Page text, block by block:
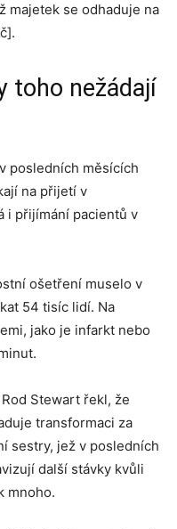
majetek se odhaduje na
toho nežádají
posledních měsících
na přijetí v
i přijímání pacientů v
ošetření muselo v
54 tisíc lidí. Na
jako je infarkt nebo
Stewart řekl, že
transformaci za
sestry, jež v posledních
další stávky kvůli
mnoho.